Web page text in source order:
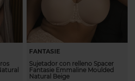
FANTASIE
Sujetador con relleno Spacer
Fantasie Emmaline Moulded
Natural Beige